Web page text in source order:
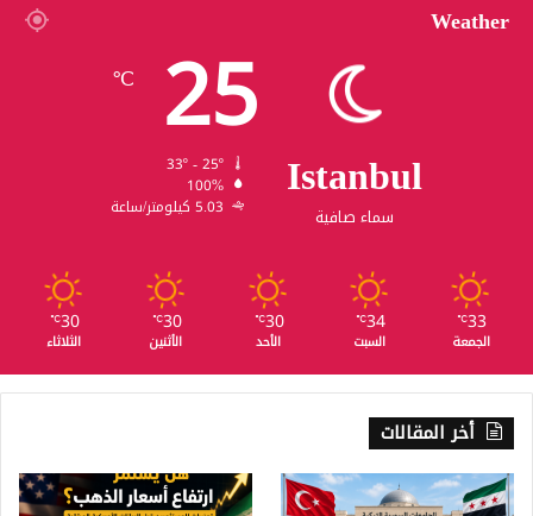
Weather
Istanbul
سماء صافية
25
℃
100%
5.03 كيلومتر/ساعة
33
℃
الجمعة
34
℃
السبت
30
℃
الأحد
30
℃
الأثنين
30
℃
الثلاثاء
أخر المقالات